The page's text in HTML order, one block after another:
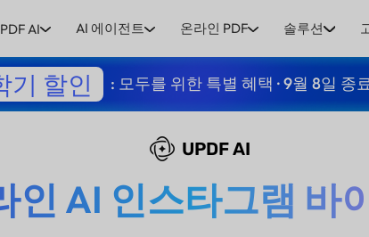
AI AI 에이전트 온라인 PDF 솔루션
기 할인 : 모두를 위한 특별 혜택 · 9월 8일 종료
UPDF AI
인 AI 인스타그램 바